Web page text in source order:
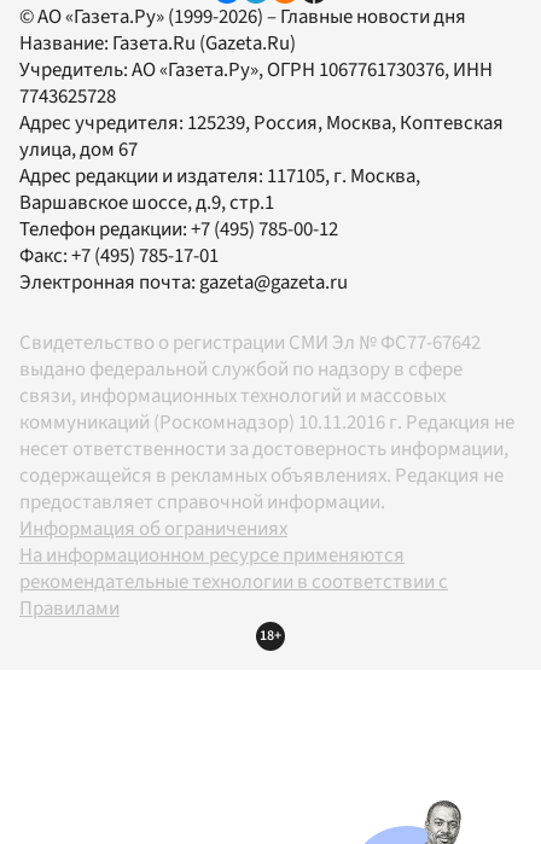
© АО «Газета.Ру» (1999-2026) – Главные новости дня
Название: Газета.Ru (Gazeta.Ru)
Учредитель:АО «Газета.Ру», ОГРН 1067761730376, ИНН
7743625728
Адрес учредителя: 125239, Россия, Москва, Коптевская
улица, дом 67
Адрес редакции и издателя: 117105, г. Москва,
Варшавское шоссе, д.9, стр.1
Телефон редакции:+7 (495) 785-00-12
Факс:+7 (495) 785-17-01
Электронная почта: gazeta@gazeta.ru
Свидетельство о регистрации СМИ Эл № ФС77-67642
выдано федеральной службой по надзору в сфере
связи, информационных технологий и массовых
коммуникаций (Роскомнадзор) 10.11.2016 г. Редакция не
несет ответственности за достоверность информации,
содержащейся в рекламных объявлениях. Редакция не
предоставляет справочной информации.
Информация об ограничениях
На информационном ресурсе применяются
рекомендательные технологии в соответствии с
Правилами
18+